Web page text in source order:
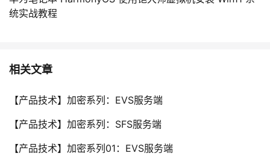
统实战教程
相关文章
【产品技术】加密系列：EVS服务端
【产品技术】加密系列：SFS服务端
【产品技术】加密系列01：EVS服务端